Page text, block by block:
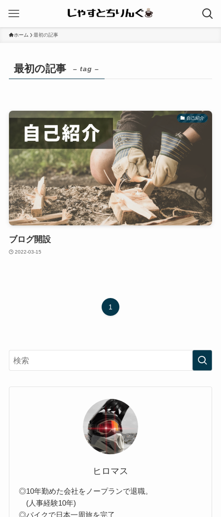
ホーム 最初の記事
最初の記事 – tag –
自己紹介
ブログ開設
2022-03-15
1
ヒロマス
◎10年勤めた会社をノープランで退職。
(人事経験10年)
◎バイクで日本一周旅を完了